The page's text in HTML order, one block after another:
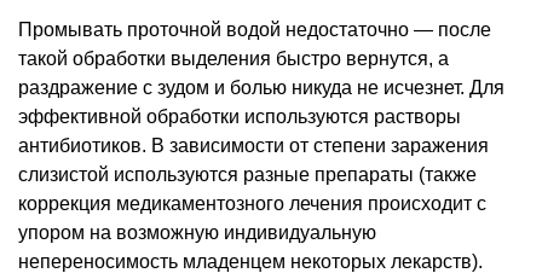
Промывать проточной водой недостаточно — после
такой обработки выделения быстро вернутся, а
раздражение с зудом и болью никуда не исчезнет. Для
эффективной обработки используются растворы
антибиотиков. В зависимости от степени заражения
слизистой используются разные препараты (также
коррекция медикаментозного лечения происходит с
упором на возможную индивидуальную
непереносимость младенцем некоторых лекарств).